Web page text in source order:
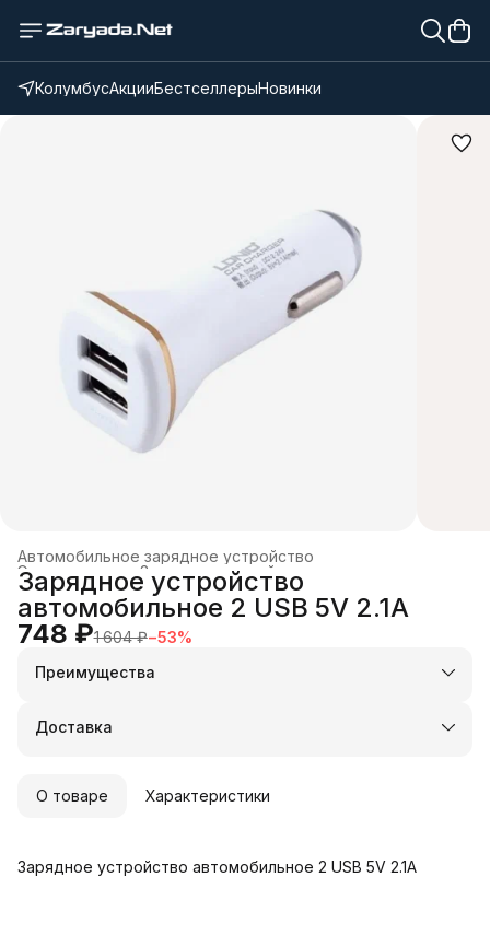
КолумбусАкцииБестселлерыНовинки
Автомобильное зарядное устройство
Зарядные устройства и док-станции
Электроника
Главная ›
Зарядное устройство
автомобильное 2 USB 5V 2.1A
748 ₽1 604 ₽−53%
Преимущества
Оплата частями в Сплит
Удобный возврат
Доставка
О товаре Характеристики
Зарядное устройство автомобильное 2 USB 5V 2.1A